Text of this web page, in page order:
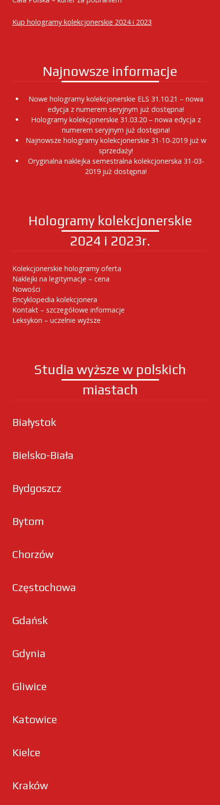
Kup hologramy kolekcjonerskie 2024 i 2023
Najnowsze informacje
Nowe hologramy kolekcjonerskie ELS 31.10.21 – nowa
edycja z numerem seryjnym już dostępna!
Hologramy kolekcjonerskie 31.03.20 – nowa edycja z
numerem seryjnym już dostępna!
Najnowsze hologramy kolekcjonerskie 31-10-2019 już w
sprzedaży!
Oryginalna naklejka semestralna kolekcjonerska 31-03-
2019 już dostępna!
Hologramy kolekcjonerskie
2024 i 2023r.
Kolekcjonerskie hologramy oferta
Naklejki na legitymacje – cena
Nowości
Encyklopedia kolekcjonera
Kontakt – szczegółowe informacje
Leksykon – uczelnie wyższe
Studia wyższe w polskich
miastach
Białystok
Bielsko-Biała
Bydgoszcz
Bytom
Chorzów
Częstochowa
Gdańsk
Gdynia
Gliwice
Katowice
Kielce
Kraków